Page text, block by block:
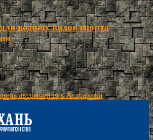
водных видов спорта
автомобиля в Астрахани